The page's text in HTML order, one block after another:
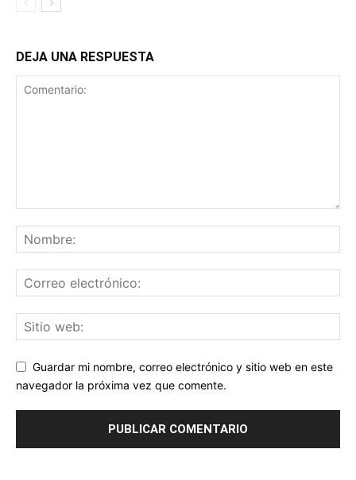
DEJA UNA RESPUESTA
Guardar mi nombre, correo electrónico y sitio web en este
navegador la próxima vez que comente.